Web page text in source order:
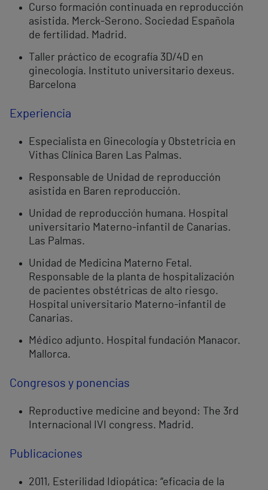
Curso formación continuada en reproducción
asistida. Merck-Serono. Sociedad Española
de fertilidad. Madrid.
Taller práctico de ecografía 3D/4D en
ginecología. Instituto universitario dexeus.
Barcelona
Experiencia
Especialista en Ginecología y Obstetricia en
Vithas Clínica Baren Las Palmas.
Responsable de Unidad de reproducción
asistida en Baren reproducción.
Unidad de reproducción humana. Hospital
universitario Materno-infantil de Canarias.
Las Palmas.
Unidad de Medicina Materno Fetal.
Responsable de la planta de hospitalización
de pacientes obstétricas de alto riesgo.
Hospital universitario Materno-infantil de
Canarias.
Médico adjunto. Hospital fundación Manacor.
Mallorca.
Congresos y ponencias ​
Reproductive medicine and beyond: The 3rd
Internacional IVI congress. Madrid.
Publicaciones
2011, Esterilidad Idiopática: “eficacia de la